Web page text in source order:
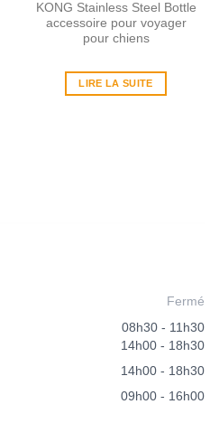
KONG Stainless Steel Bottle
accessoire pour voyager
pour chiens
LIRE LA SUITE
Fermé
08h30 - 11h30
14h00 - 18h30
14h00 - 18h30
09h00 - 16h00